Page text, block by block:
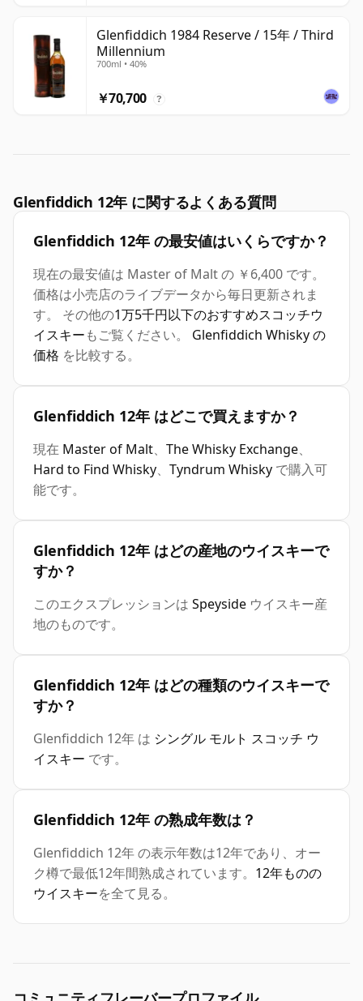
Glenfiddich 1984 Reserve / 15年 / Third
Millennium
700ml • 40%
￥70,700 ?
Glenfiddich 12年 に関するよくある質問
Glenfiddich 12年 の最安値はいくらですか？
現在の最安値は Master of Malt の ￥6,400 です。
価格は小売店のライブデータから毎日更新されま
す。 その他の1万5千円以下のおすすめスコッチウ
イスキーもご覧ください。 Glenfiddich Whisky の
価格 を比較する。
Glenfiddich 12年 はどこで買えますか？
現在 Master of Malt、 The Whisky Exchange、
Hard to Find Whisky、 Tyndrum Whisky で購入可
能です。
Glenfiddich 12年 はどの産地のウイスキーで
すか？
このエクスプレッションは Speyside ウイスキー産
地のものです。
Glenfiddich 12年 はどの種類のウイスキーで
すか？
Glenfiddich 12年 は シングル モルト スコッチ ウ
イスキー です。
Glenfiddich 12年 の熟成年数は？
Glenfiddich 12年 の表示年数は12年であり、オー
ク樽で最低12年間熟成されています。 12年ものの
ウイスキーを全て見る。